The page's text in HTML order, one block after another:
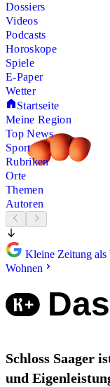
Dossiers
Videos
Podcasts
Horoskope
Spiele
E-Paper
Wetter
Startseite
Meine Region
Top News
Sport
Rubriken
Orte
Themen
Autoren
Kleine Zeitung als
Wohnen
Schloss Saager
und